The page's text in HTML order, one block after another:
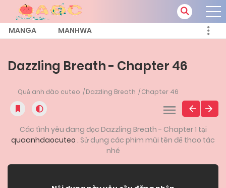
MANGA MANHWA
Dazzling Breath - Chapter 46
Quả anh đào cuteo Dazzling Breath Chapter 46
Các tình yêu đang đọc Dazzling Breath - Chapter 1 tại
quaanhdaocuteo . Sử dụng các phim mũi tên để thao tác
nhé